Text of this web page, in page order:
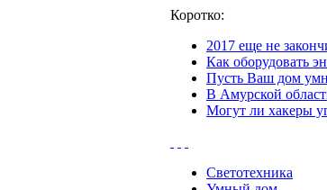
Коротко:
2017 еще не
Как оборудовать
Пусть Ваш дом
В Амурской
Могут ли хакеры
Светотехника